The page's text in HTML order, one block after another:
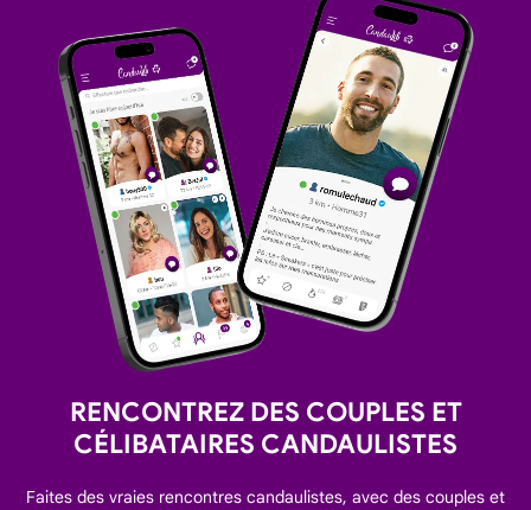
RENCONTREZ DES COUPLES ET
CÉLIBATAIRES CANDAULISTES
Faites des vraies rencontres candaulistes, avec des couples et